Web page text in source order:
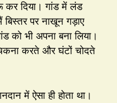
कर दिया। गांड में लंड
पर नाखून गड़ाए
को भी अपना बना लिया।
करते और घंटों चोदते
में ऐसा ही होता था।